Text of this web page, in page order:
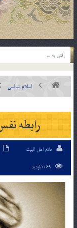
اسلام شناسی
رابطه
خادم اهل البیت